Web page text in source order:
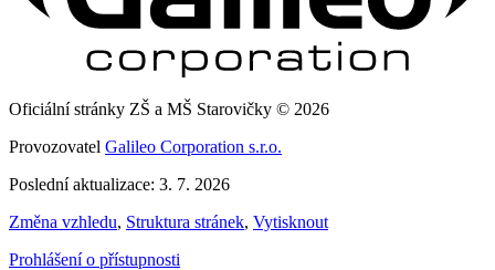
Oficiální stránky ZŠ a MŠ Starovičky © 2026
Provozovatel Galileo Corporation s.r.o.
Poslední aktualizace: 3. 7. 2026
Změna vzhledu, Struktura stránek, Vytisknout
Prohlášení o přístupnosti